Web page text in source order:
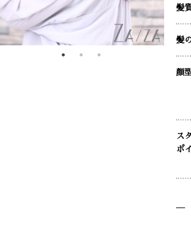
髪
髪
顔
ス
ポ